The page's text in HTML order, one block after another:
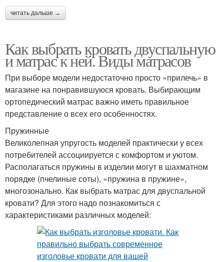
читать дальше →
Как выбрать кровать двуспальную
и матрас к ней. Виды матрасов
При выборе модели недостаточно просто «прилечь» в
магазине на понравившуюся кровать. Выбирающим
ортопедический матрас важно иметь правильное
представление о всех его особенностях.
Пружинные
Великолепная упругость моделей практически у всех
потребителей ассоциируется с комфортом и уютом.
Располагаться пружины в изделии могут в шахматном
порядке (пчелиные соты), «пружина в пружине»,
многозонально. Как выбрать матрас для двуспальной
кровати? Для этого надо познакомиться с
характеристиками различных моделей: